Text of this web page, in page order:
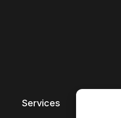
Services